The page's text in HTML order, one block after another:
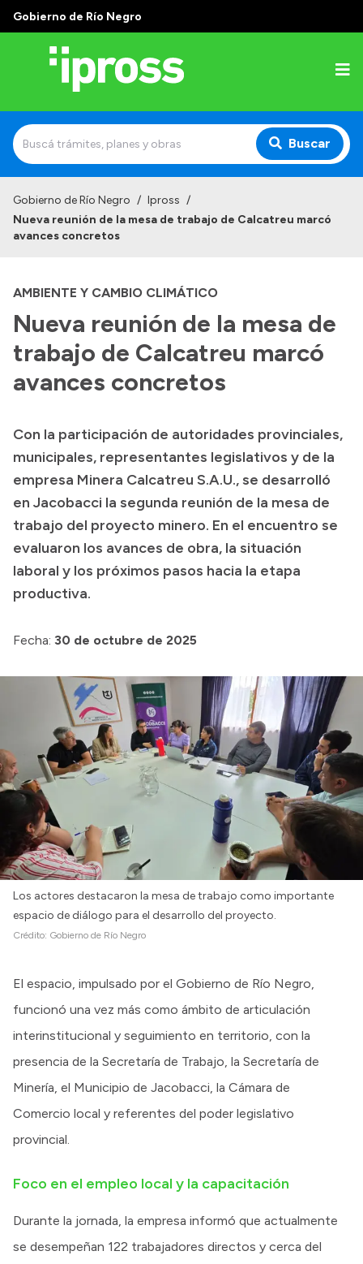
Gobierno de Río Negro
Buscar
Institucional
Autoridades
Delegaciones
Consultorios Propios
Transparencia
Inversión en Salud
Licitaciones
Consulta de expedientes
Gobierno de Río Negro / Ipross /
Nueva reunión de la mesa de trabajo de Calcatreu marcó
avances concretos
AMBIENTE Y CAMBIO CLIMÁTICO
Nueva reunión de la mesa de
trabajo de Calcatreu marcó
avances concretos
Con la participación de autoridades provinciales,
municipales, representantes legislativos y de la
empresa Minera Calcatreu S.A.U., se desarrolló
en Jacobacci la segunda reunión de la mesa de
trabajo del proyecto minero. En el encuentro se
evaluaron los avances de obra, la situación
laboral y los próximos pasos hacia la etapa
productiva.
Fecha: 30 de octubre de 2025
Los actores destacaron la mesa de trabajo como importante
espacio de diálogo para el desarrollo del proyecto.
Crédito: Gobierno de Río Negro
El espacio, impulsado por el Gobierno de Río Negro,
funcionó una vez más como ámbito de articulación
interinstitucional y seguimiento en territorio, con la
presencia de la Secretaría de Trabajo, la Secretaría de
Minería, el Municipio de Jacobacci, la Cámara de
Comercio local y referentes del poder legislativo
provincial.
Foco en el empleo local y la capacitación
Durante la jornada, la empresa informó que actualmente
se desempeñan 122 trabajadores directos y cerca del